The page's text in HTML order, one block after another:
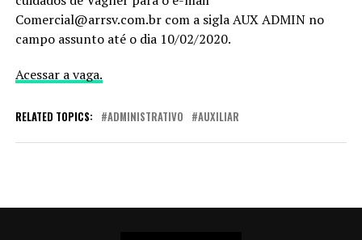
Comercial@arrsv.com.br com a sigla AUX ADMIN no
campo assunto até o dia 10/02/2020.
Acessar a vaga.
RELATED TOPICS: ADMINISTRATIVO AUXILIAR